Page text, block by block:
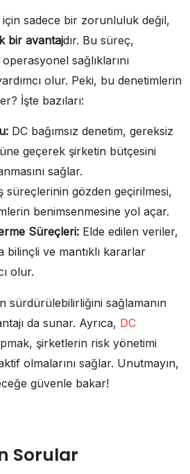
sadece bir zorunluluk değil,
bir avantajdır. Bu süreç,
sağlıklarını
olur. Peki, bu denetimlerin
İşte bazıları:
DC bağımsız denetim, gereksiz
geçerek şirketin bütçesini
sağlar.
süreçlerinin gözden geçirilmesi,
benimsenmesine yol açar.
Süreçleri: Elde edilen veriler,
bilinçli ve mantıklı kararlar
olur.
sürdürülebilirliğini sağlamanın
da sunar. Ayrıca, DC
şirketlerin risk yönetimi
olmalarını sağlar. Unutmayın,
güvenle bakar!
Sorular